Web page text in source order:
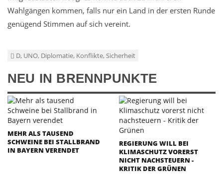
Wahlgängen kommen, falls nur ein Land in der ersten Runde
genügend Stimmen auf sich vereint.
D, UNO, Diplomatie, Konflikte, Sicherheit
NEU IN BRENNPUNKTE
MEHR ALS TAUSEND
SCHWEINE BEI STALLBRAND
IN BAYERN VERENDET
REGIERUNG WILL BEI
KLIMASCHUTZ VORERST
NICHT NACHSTEUERN -
KRITIK DER GRÜNEN